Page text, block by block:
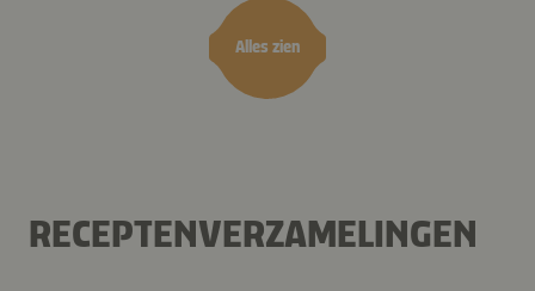
Alles zien
RECEPTENVERZAMELINGEN